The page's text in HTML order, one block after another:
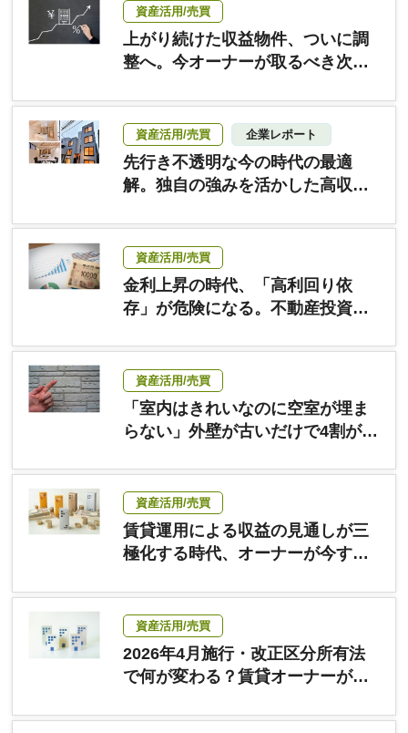
資産活用/売買
上がり続けた収益物件、ついに調
整へ。今オーナーが取るべき次の
資産活用/売買 企業レポート
先行き不透明な今の時代の最適
解。独自の強みを活かした高収益
資産活用/売買
金利上昇の時代、「高利回り依
存」が危険になる。不動産投資
資産活用/売買
「室内はきれいなのに空室が埋ま
らない」外壁が古いだけで4割が入
目コスト"の正体
資産活用/売買
賃貸運用による収益の見通しが三
極化する時代、オーナーが今すぐ
置」
資産活用/売買
2026年4月施行・改正区分所有法
で何が変わる？賃貸オーナーが
件」を見分ける判断軸